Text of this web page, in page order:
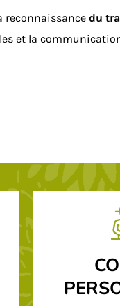
reconnaissance du
et la